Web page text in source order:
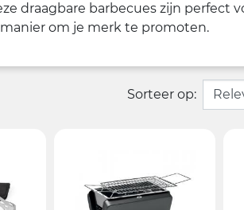
draagbare barbecues zijn perfect
om je merk te promoten.
Sorteer op: